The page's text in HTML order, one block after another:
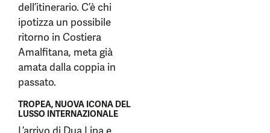
dell’itinerario. C’è chi
ipotizza un possibile
ritorno in Costiera
Amalfitana, meta già
amata dalla coppia in
passato.
TROPEA, NUOVA ICONA DEL
LUSSO INTERNAZIONALE